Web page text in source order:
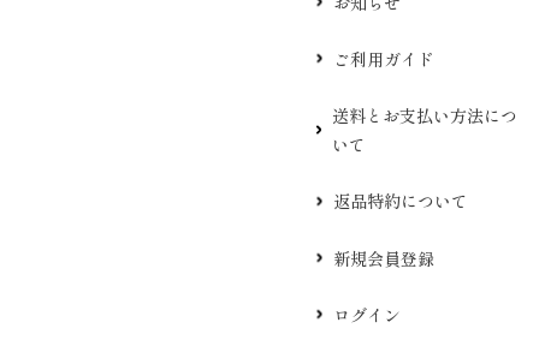
ご利用ガイド
送料とお支払い方法につ
いて
返品特約について
新規会員登録
ログイン